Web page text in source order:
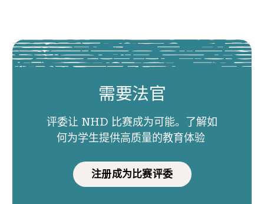
需要法官
评委让 NHD 比赛成为可能。了解如
何为学生提供高质量的教育体验
注册成为比赛评委